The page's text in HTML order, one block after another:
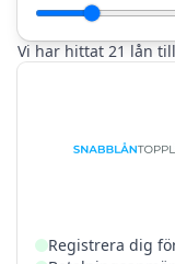
Vi har hittat 21 lån
Registrera dig